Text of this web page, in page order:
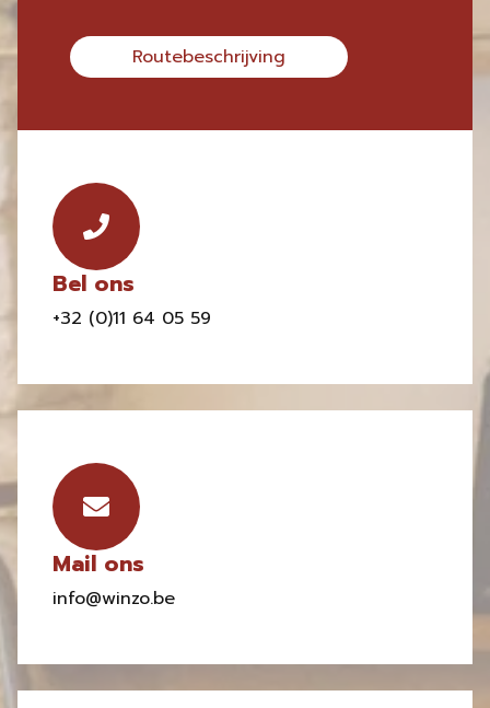
Routebeschrijving
Bel ons
+32 (0)11 64 05 59
Mail ons
info@winzo.be